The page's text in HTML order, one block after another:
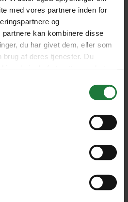
med vores partnere inden for
og
kan kombinere disse
du har givet dem, eller som
brug af deres tjenester. Du
National Park. Og vi skal
jernbaneviadukten (kendt fra